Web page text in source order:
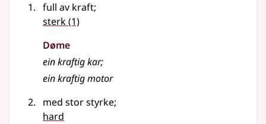
full av kraft;
sterk(1)
Døme
ein kraftig kar;
ein kraftig motor
med stor styrke;
hard